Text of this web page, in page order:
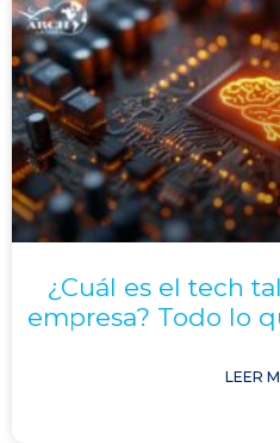
¿Cuál es el tech
empresa? Todo lo
LEER